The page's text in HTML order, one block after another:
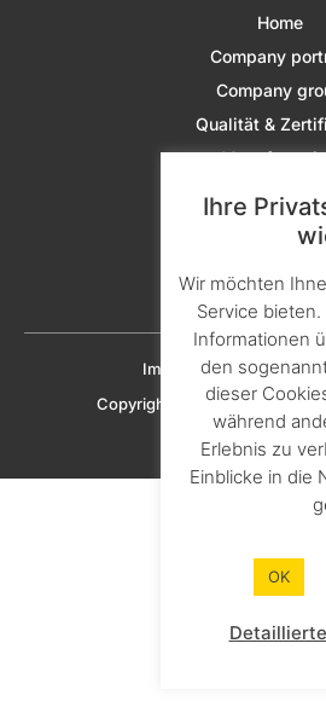
Home
Company
Company
Qualität &
Aktuelles &
Downloads
Imprint Privacy policy
Copyright © 2023
Ihre
Wir möchten
Service
Informationen
den
dieser
während
Erlebnis zu
Einblicke in die
OK